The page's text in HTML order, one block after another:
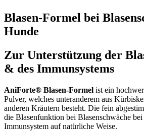
Blasen-Formel bei
Hunde
Zur Unterstützung der
& des Immunsystems
AniForte® Blasen-Formel ist ein
Pulver, welches unteranderem aus
anderen Kräutern besteht. Die fein
die Blasenfunktion bei Blasenschwäche
Immunsystem auf natürliche Weise.